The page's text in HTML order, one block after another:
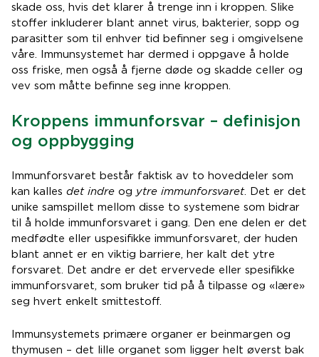
skade oss, hvis det klarer å trenge inn i kroppen. Slike
stoffer inkluderer blant annet virus, bakterier, sopp og
parasitter som til enhver tid befinner seg i omgivelsene
våre. Immunsystemet har dermed i oppgave å holde
oss friske, men også å fjerne døde og skadde celler og
vev som måtte befinne seg inne kroppen.
Kroppens immunforsvar – definisjon
og oppbygging
Immunforsvaret består faktisk av to hoveddeler som
kan kalles det indre og ytre immunforsvaret. Det er det
unike samspillet mellom disse to systemene som bidrar
til å holde immunforsvaret i gang. Den ene delen er det
medfødte eller uspesifikke immunforsvaret, der huden
blant annet er en viktig barriere, her kalt det ytre
forsvaret. Det andre er det ervervede eller spesifikke
immunforsvaret, som bruker tid på å tilpasse og «lære»
seg hvert enkelt smittestoff.
Immunsystemets primære organer er beinmargen og
thymusen – det lille organet som ligger helt øverst bak